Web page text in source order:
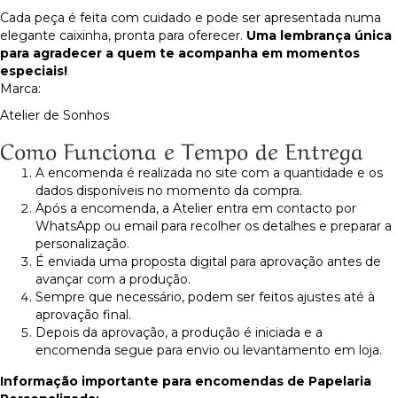
Cada peça é feita com cuidado e pode ser apresentada numa
elegante caixinha, pronta para oferecer. Uma lembrança única
para agradecer a quem te acompanha em momentos
especiais!
Marca:
Atelier de Sonhos
Como Funciona e Tempo de Entrega
A encomenda é realizada no site com a quantidade e os
dados disponíveis no momento da compra.
Após a encomenda, a Atelier entra em contacto por
WhatsApp ou email para recolher os detalhes e preparar a
personalização.
É enviada uma proposta digital para aprovação antes de
avançar com a produção.
Sempre que necessário, podem ser feitos ajustes até à
aprovação final.
Depois da aprovação, a produção é iniciada e a
encomenda segue para envio ou levantamento em loja.
Informação importante para encomendas de Papelaria